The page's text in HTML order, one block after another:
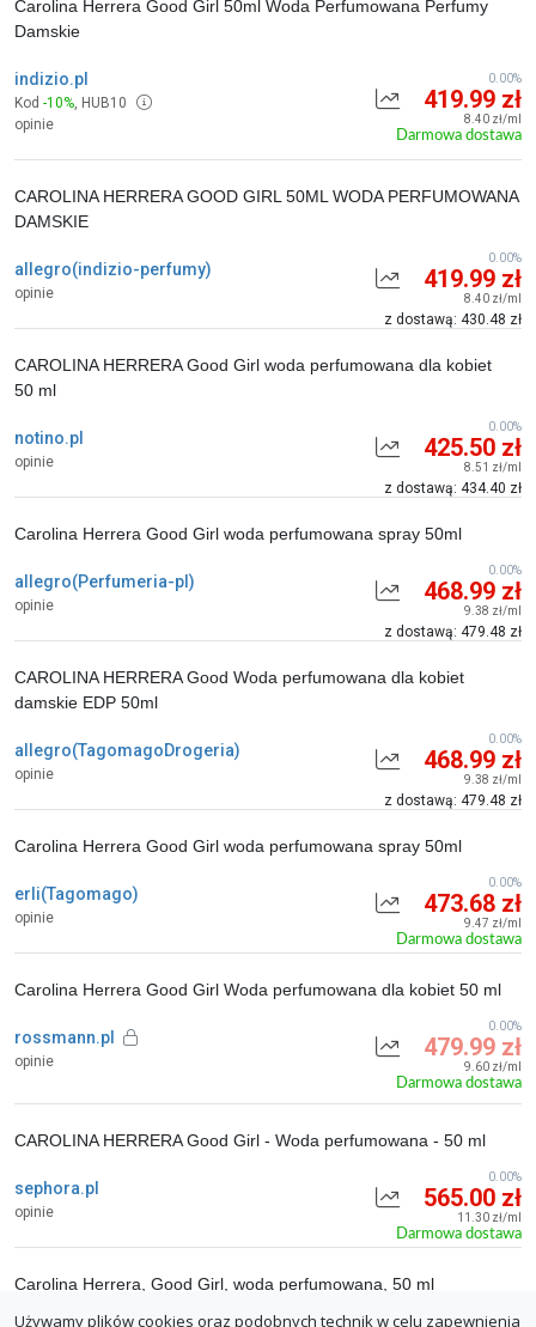
indizio.pl
Kod -10%, HUB10
opinie
Carolina Herrera Good Girl 50ml Woda Perfumowana Perfumy
Damskie
419.99 zł
8.40 zł/ml
Darmowa dostawa
0.00%
allegro(indizio-perfumy)
opinie
CAROLINA HERRERA GOOD GIRL 50ML WODA PERFUMOWANA
DAMSKIE
419.99 zł
8.40 zł/ml
z dostawą: 430.48 zł
0.00%
notino.pl
opinie
CAROLINA HERRERA Good Girl woda perfumowana dla kobiet
50 ml
425.50 zł
8.51 zł/ml
z dostawą: 434.40 zł
0.00%
allegro(Perfumeria-pl)
opinie
Carolina Herrera Good Girl woda perfumowana spray 50ml
468.99 zł
9.38 zł/ml
z dostawą: 479.48 zł
0.00%
allegro(TagomagoDrogeria)
opinie
CAROLINA HERRERA Good Woda perfumowana dla kobiet
damskie EDP 50ml
468.99 zł
9.38 zł/ml
z dostawą: 479.48 zł
0.00%
erli(Tagomago)
opinie
Carolina Herrera Good Girl woda perfumowana spray 50ml
473.68 zł
9.47 zł/ml
Darmowa dostawa
0.00%
rossmann.pl
opinie
Carolina Herrera Good Girl Woda perfumowana dla kobiet 50 ml
479.99 zł
9.60 zł/ml
Darmowa dostawa
0.00%
sephora.pl
opinie
CAROLINA HERRERA Good Girl - Woda perfumowana - 50 ml
565.00 zł
11.30 zł/ml
Darmowa dostawa
0.00%
Carolina Herrera, Good Girl, woda perfumowana, 50 ml
74.70%
Używamy plików cookies oraz podobnych technik w celu zapewnienia